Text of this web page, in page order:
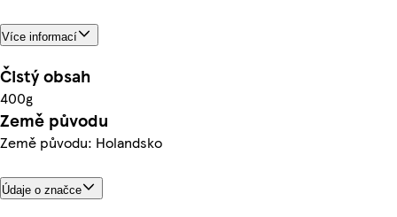
Více informací
Čistý obsah
400g
Země původu
Země původu: Holandsko
Údaje o značce